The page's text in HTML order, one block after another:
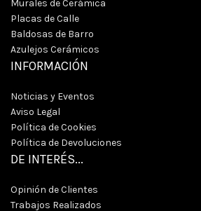
Murales de Cerámica
Placas de Calle
Baldosas de Barro
Azulejos Cerámicos
INFORMACIÓN
Noticias y Eventos
Aviso Legal
Política de Cookies
Política de Devoluciones
DE INTERÉS...
Opinión de Clientes
Trabajos Realizados